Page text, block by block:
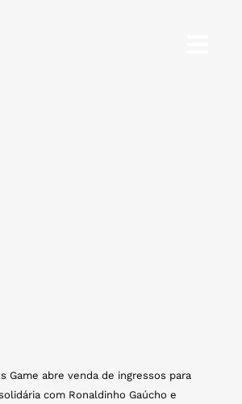
Game abre venda de ingressos para
com Ronaldinho Gaúcho e